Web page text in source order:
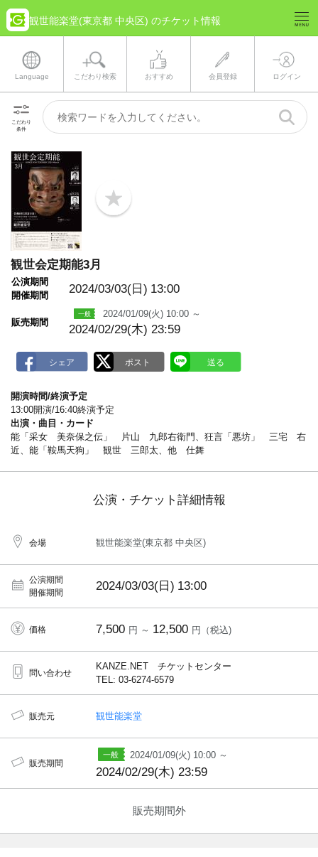
観世能楽堂(東京都 中央区) のチケット情報
Language こだわり検索 おすすめ 会員登録 ログイン
こだわり
条件
b
o
観世会定期能3月
公演期間
開催期間
2024/03/03(日) 13:00
販売期間
2024/01/09(火) 10:00 ～
2024/02/29(木) 23:59
開演時間/終演予定
13:00開演/16:40終演予定
出演・曲目・カード
能「采女 美奈保之伝」 片山 九郎右衛門、狂言「悪坊」 三宅 右
近、能「鞍馬天狗」 観世 三郎太、他 仕舞
公演・チケット詳細情報
会場 観世能楽堂(東京都 中央区)
公演期間
開催期間
2024/03/03(日) 13:00
価格 7,500 円 ～ 12,500 円（税込)
問い合わせ
KANZE.NET チケットセンター
TEL: 03-6274-6579
販売元 観世能楽堂
販売期間
2024/01/09(火) 10:00 ～
2024/02/29(木) 23:59
販売期間外